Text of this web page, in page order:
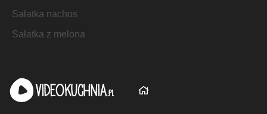
Sałatka nachos
Sałatka z melona